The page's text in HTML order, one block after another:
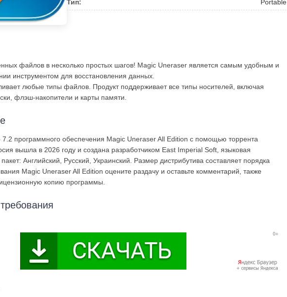
Тип: Portable
файлов в несколько простых шагов! Magic Uneraser является самым удобным и
инструментом для восстановления данных.
любые типы файлов. Продукт поддерживает все типы носителей, включая
флэш-накопители и карты памяти.
программного обеспечения Magic Uneraser All Edition с помощью торрента
вышла в 2026 году и создана разработчиком East Imperial Soft, языковая
Английский, Русский, Украинский. Размер дистрибутива составляет порядка
Magic Uneraser All Edition оцените раздачу и оставьте комментарий, также
копию программы.